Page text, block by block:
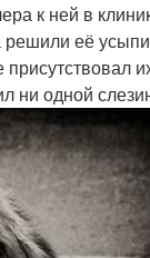
к ней в
её
ни одной